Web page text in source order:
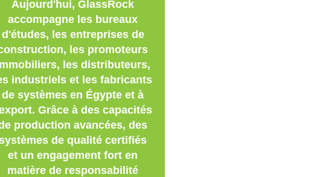
Aujourd'hui, GlassRock
accompagne les bureaux
d'études, les entreprises de
les promoteurs
les distributeurs,
industriels et les fabricants
de systèmes en Égypte et à
Grâce à des capacités
production avancées, des
de qualité certifiés
et un engagement fort en
matière de responsabilité